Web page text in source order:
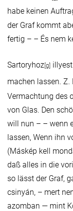
habe keinen
der Graf kommt
fertig – – És nem
Sartoryhoz [g]
machen lassen. Z.
Vermachtung des
von Glas. Den
will nun – – wenn
lassen, Wenn ihn
(Máskép kell
daß alles in die
so lässt der Graf,
csinyán, – mert
azomban — mint